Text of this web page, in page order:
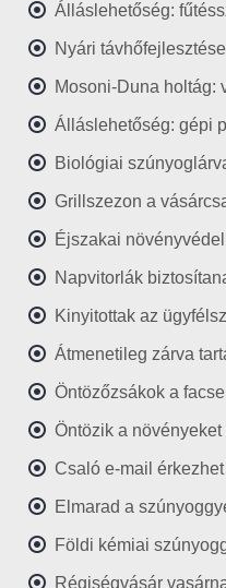
Álláslehetőség:
Nyári
Mosoni-Duna holtág:
Álláslehetőség: gépi
Biológiai
Grillszezon a
Éjszakai
Napvitorlák
Kinyitottak az
Átmenetileg zárva
Öntözőzsákok a
Öntözik a
Csaló e-mail
Elmarad a
Földi kémiai
Régiségvásár